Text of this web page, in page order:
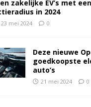
zakelijke EV’s met
in 2024
23 mei 2024 0
Deze nieuwe
goedkoopste
auto’s
21 mei 2024 0